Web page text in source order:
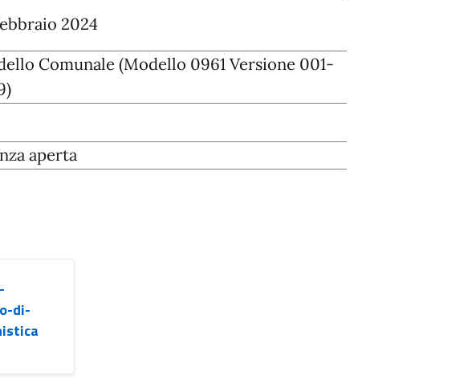
2024
Comunale (Modello 0961 Versione 001-
aperta
di-